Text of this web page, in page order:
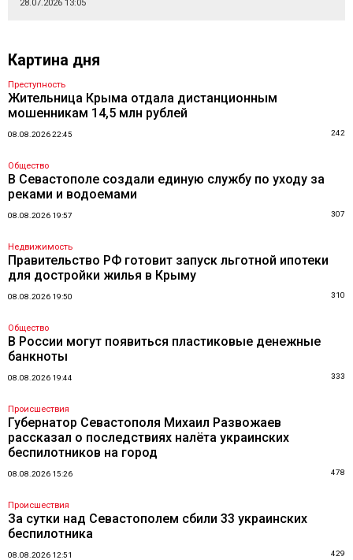
28.07.2026 13:05
Картина дня
Преступность
Жительница Крыма отдала дистанционным
мошенникам 14,5 млн рублей
08.08.2026 22:45 242
Общество
В Севастополе создали единую службу по уходу за
реками и водоемами
08.08.2026 19:57 307
Недвижимость
Правительство РФ готовит запуск льготной ипотеки
для достройки жилья в Крыму
08.08.2026 19:50 310
Общество
В России могут появиться пластиковые денежные
банкноты
08.08.2026 19:44 333
Происшествия
Губернатор Севастополя Михаил Развожаев
рассказал о последствиях налёта украинских
беспилотников на город
08.08.2026 15:26 478
Происшествия
За сутки над Севастополем сбили 33 украинских
беспилотника
08.08.2026 12:51 429